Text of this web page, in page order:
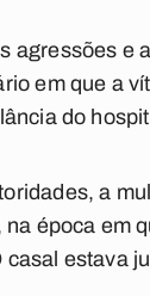
agressões e
em que a
do
a
época em
estava